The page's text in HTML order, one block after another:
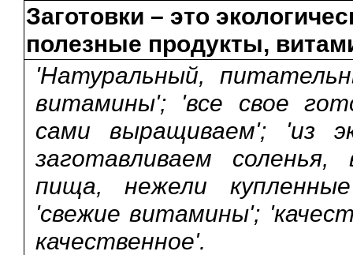
Заготовки – это
полезные продукты,
'Натуральный,
витамины'; 'все свое
сами выращиваем'; 'из
заготавливаем
пища, нежели
'свежие витамины';
качественное'.